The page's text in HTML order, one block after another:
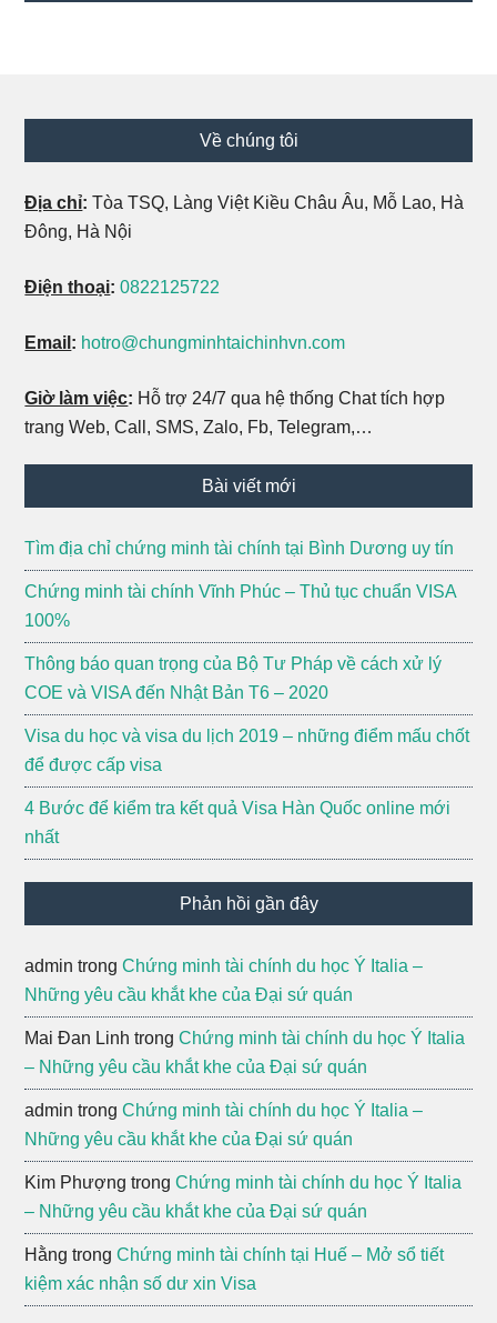
Về chúng tôi
Địa chỉ: Tòa TSQ, Làng Việt Kiều Châu Âu, Mỗ Lao, Hà
Đông, Hà Nội
Điện thoại: 0822125722
Email : hotro@chungminhtaichinhvn.com
Giờ làm việc: Hỗ trợ 24/7 qua hệ thống Chat tích hợp
trang Web, Call, SMS, Zalo, Fb, Telegram,…
Bài viết mới
Tìm địa chỉ chứng minh tài chính tại Bình Dương uy tín
Chứng minh tài chính Vĩnh Phúc – Thủ tục chuẩn VISA
100%
Thông báo quan trọng của Bộ Tư Pháp về cách xử lý
COE và VISA đến Nhật Bản T6 – 2020
Visa du học và visa du lịch 2019 – những điểm mấu chốt
để được cấp visa
4 Bước để kiểm tra kết quả Visa Hàn Quốc online mới
nhất
Phản hồi gần đây
admin trongChứng minh tài chính du học Ý Italia –
Những yêu cầu khắt khe của Đại sứ quán
Mai Đan Linh trongChứng minh tài chính du học Ý Italia
– Những yêu cầu khắt khe của Đại sứ quán
admin trongChứng minh tài chính du học Ý Italia –
Những yêu cầu khắt khe của Đại sứ quán
Kim Phượng trongChứng minh tài chính du học Ý Italia
– Những yêu cầu khắt khe của Đại sứ quán
Hằng trongChứng minh tài chính tại Huế – Mở sổ tiết
kiệm xác nhận số dư xin Visa